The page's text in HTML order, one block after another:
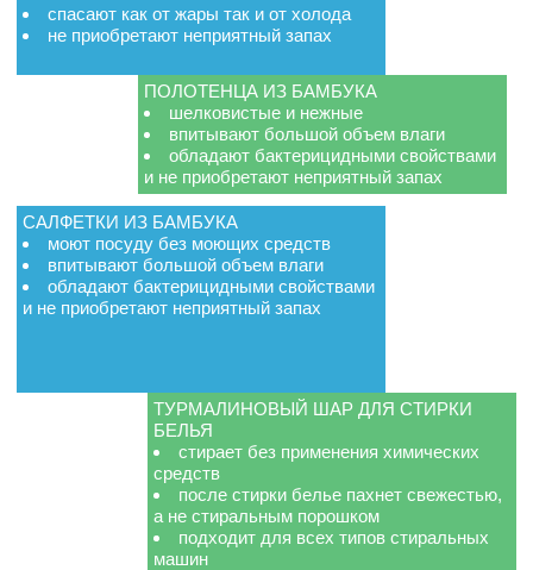
спасают как от жары так и от холода
не приобретают неприятный запах
ПОЛОТЕНЦА ИЗ БАМБУКА
шелковистые и нежные
впитывают большой объем влаги
обладают бактерицидными свойствами
и не приобретают неприятный запах
САЛФЕТКИ ИЗ БАМБУКА
моют посуду без моющих средств
впитывают большой объем влаги
обладают бактерицидными свойствами
и не приобретают неприятный запах
ТУРМАЛИНОВЫЙ ШАР ДЛЯ СТИРКИ
БЕЛЬЯ
стирает без применения химических
средств
после стирки белье пахнет свежестью,
а не стиральным порошком
подходит для всех типов стиральных
машин